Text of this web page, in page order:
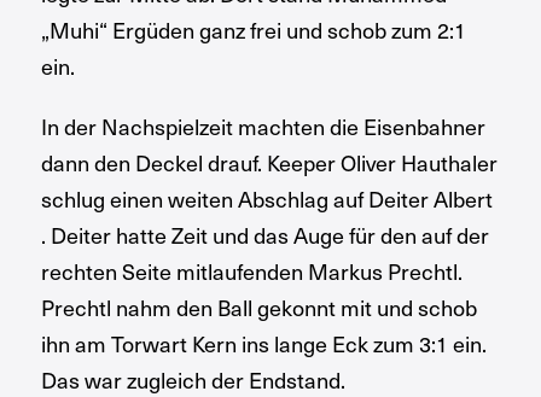
„Muhi“ Ergüden ganz frei und schob zum 2:1
ein.
In der Nachspielzeit machten die Eisenbahner
dann den Deckel drauf. Keeper Oliver Hauthaler
schlug einen weiten Abschlag auf Deiter Albert
. Deiter hatte Zeit und das Auge für den auf der
rechten Seite mitlaufenden Markus Prechtl.
Prechtl nahm den Ball gekonnt mit und schob
ihn am Torwart Kern ins lange Eck zum 3:1 ein.
Das war zugleich der Endstand.